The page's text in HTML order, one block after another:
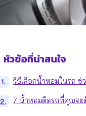
หัวข้อที่น่าสนใจ
1. วิธีเลือกน้ำหอมในรถ
2. 7 น้ำหอมติดรถที่คุณจะ